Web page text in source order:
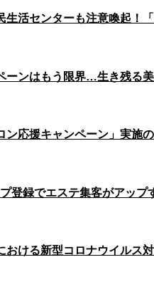
生活センターも注意喚起！
ーンはもう限界…生き残る
ン応援キャンペーン」実施
登録でエステ集客がアップ
おける新型コロナウイルス